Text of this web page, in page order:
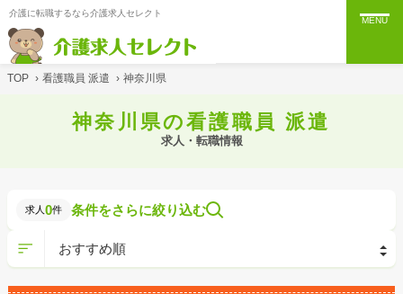
介護に転職するなら介護求人セレクト
MENU
TOP › 看護職員 派遣 › 神奈川県
神奈川県の看護職員 派遣
求人・転職情報
求人 0件 条件をさらに絞り込む